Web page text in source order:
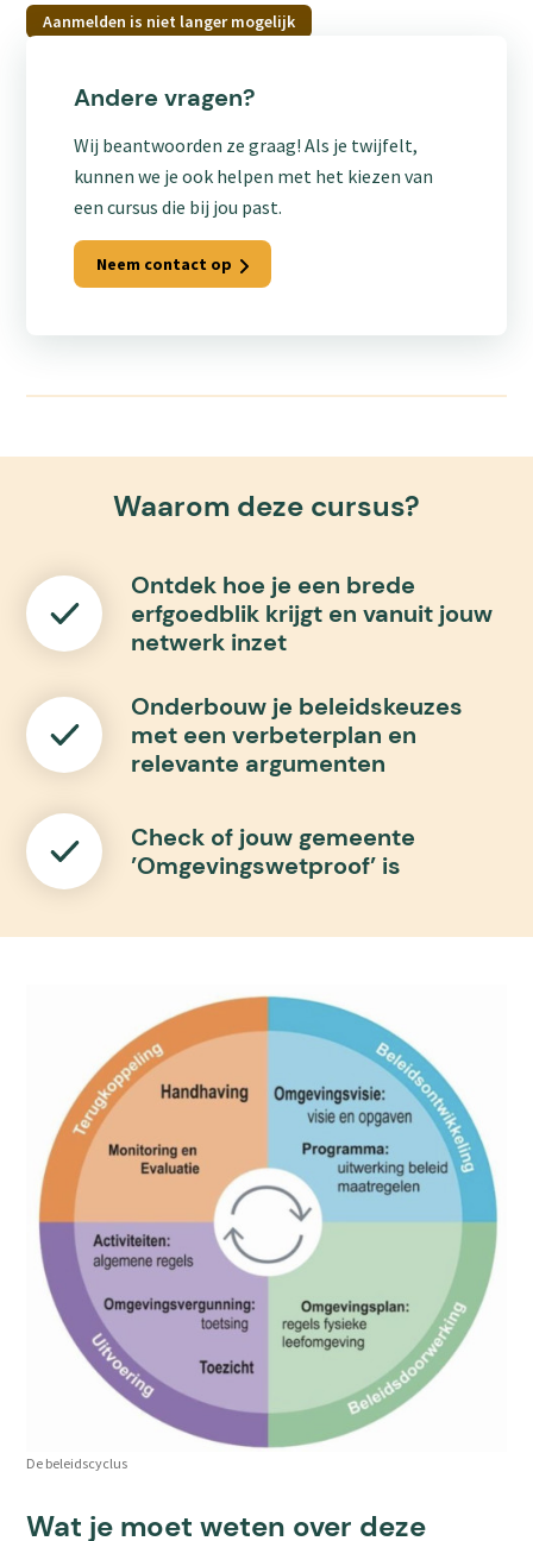
Aanmelden is niet langer mogelijk
Andere vragen?
Wij beantwoorden ze graag! Als je twijfelt,
kunnen we je ook helpen met het kiezen van
een cursus die bij jou past.
Neem contact op
Waarom deze cursus?
Ontdek hoe je een brede
erfgoedblik krijgt en vanuit jouw
netwerk inzet
Onderbouw je beleidskeuzes
met een verbeterplan en
relevante argumenten
Check of jouw gemeente
’Omgevingswetproof’ is
De beleidscyclus
Wat je moet weten over deze